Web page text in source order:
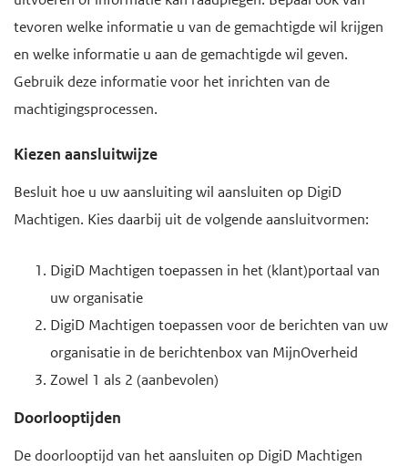
tevoren welke informatie u van de gemachtigde wil krijgen
en welke informatie u aan de gemachtigde wil geven.
Gebruik deze informatie voor het inrichten van de
machtigingsprocessen.
Kiezen aansluitwijze
Besluit hoe u uw aansluiting wil aansluiten op DigiD
Machtigen. Kies daarbij uit de volgende aansluitvormen:
DigiD Machtigen toepassen in het (klant)portaal van
uw organisatie
DigiD Machtigen toepassen voor de berichten van uw
organisatie in de berichtenbox van MijnOverheid
Zowel 1 als 2 (aanbevolen)
Doorlooptijden
De doorlooptijd van het aansluiten op DigiD Machtigen